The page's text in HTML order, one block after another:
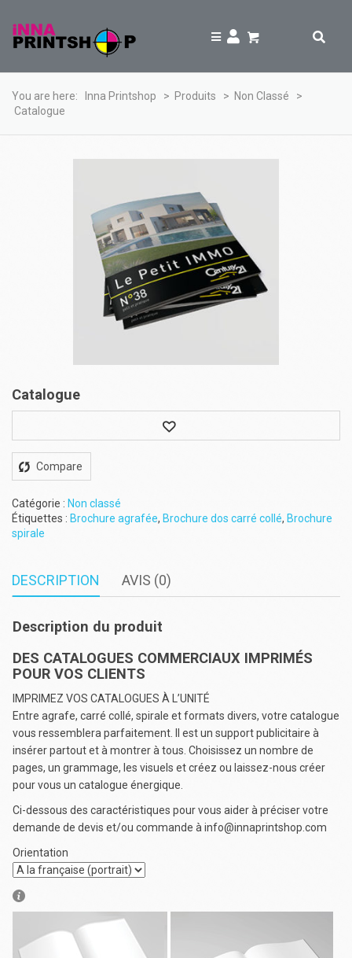
You are here: Inna Printshop > Produits > Non Classé
>
Catalogue
Catalogue
Compare
Catégorie : Non classé
Étiquettes : Brochure agrafée, Brochure dos carré collé, Brochure
spirale
DESCRIPTION AVIS (0)
Description du produit
DES CATALOGUES COMMERCIAUX IMPRIMÉS
POUR VOS CLIENTS
IMPRIMEZ VOS CATALOGUES À L’UNITÉ
Entre agrafe, carré collé, spirale et formats divers, votre catalogue
vous ressemblera parfaitement. Il est un support publicitaire à
insérer partout et à montrer à tous. Choisissez un nombre de
pages, un grammage, les visuels et créez ou laissez-nous créer
pour vous un catalogue énergique.
Ci-dessous des caractéristiques pour vous aider à préciser votre
demande de devis et/ou commande à info@innaprintshop.com
Orientation